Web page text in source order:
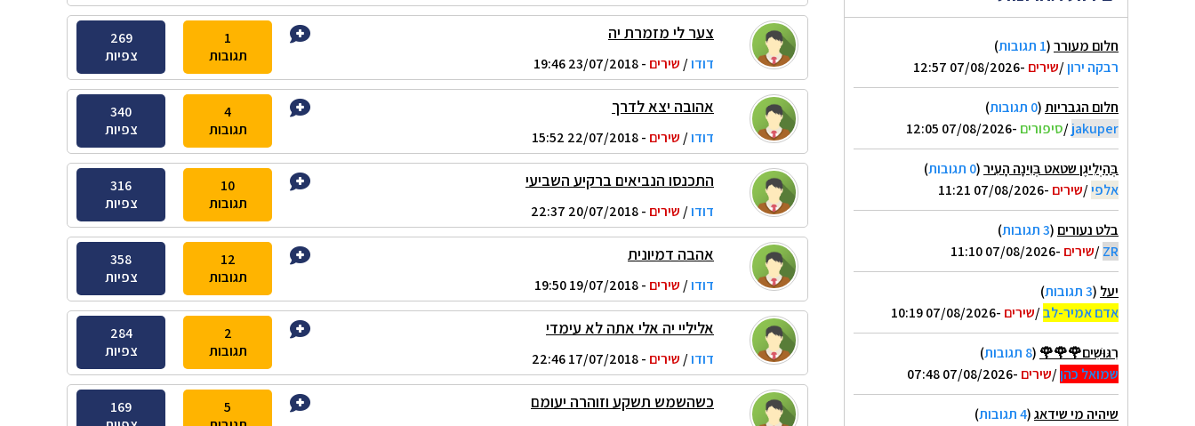
חלום מעורר(1 תגובות
)
רבקה ירון/שירים -07/08/2026 12:57
חלום הגבריות(0 תגובות
)
jakuper
/סיפורים -07/08/2026 12:05
בְּהַיְלִיגֶן שטאט בְּוִינָה הָעִיר(0 תגובות
)
אלפי/שירים -07/08/2026 11:21
בלט נעורים (3 תגובות
)
ZR
/שירים -07/08/2026 11:10
יעל (3 תגובות
)
אדם אמיר-לב/שירים -07/08/2026 10:19
רִגּוּשִׁים🌹🌹🌹 (8 תגובות
)
שמואל כהן/שירים -07/08/2026 07:48
שיהיה מי שידאג(4 תגובות
)
צער לי מזמרת יה
דודו/שירים - 23/07/2018 19:46
1
תגובות
269
צפיות
אהובה יצא לדרך
דודו/שירים - 22/07/2018 15:52
4
תגובות
340
צפיות
התכנסו הנביאים ברקיע השביעי
דודו/שירים - 20/07/2018 22:37
10
תגובות
316
צפיות
אהבה דמיונית
דודו/שירים - 19/07/2018 19:50
12
תגובות
358
צפיות
אליליי יה אלי אתה לא עימדי
דודו/שירים - 17/07/2018 22:46
2
תגובות
284
צפיות
כשהשמש תשקע וזוהרה יעומם
5
169